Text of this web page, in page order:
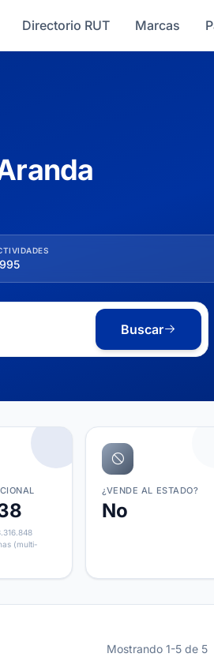
Directorio RUT Marcas
Buscar
(multi-
¿VENDE AL ESTADO?
No
Mostrando 1-5 de 5